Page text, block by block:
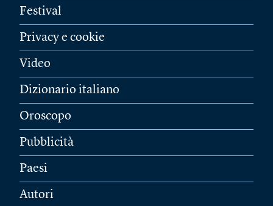
Festival
Privacy e cookie
Video
Dizionario italiano
Oroscopo
Pubblicità
Paesi
Autori